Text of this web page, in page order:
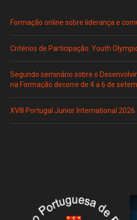
Formação online sobre liderança e
Critérios de Participação: Youth
Segundo seminário sobre o
na Formação decorre de 4 a 6 de
XVIII Portugal Junior International 2026